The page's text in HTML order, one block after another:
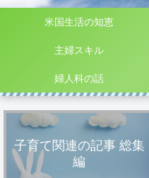
米国生活の知恵
主婦スキル
婦人科の話
子育て関連の記事 総集
編